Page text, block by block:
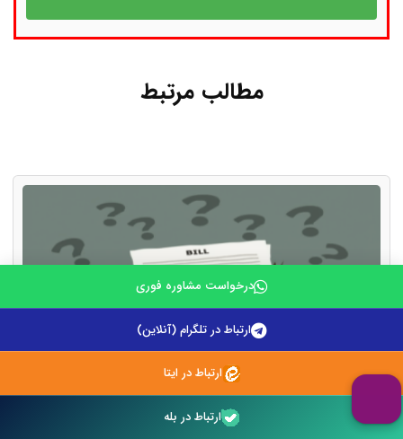
مطالب مرتبط
نحوه نوشتن لایحه تجدید نظرخواهی برای دعاوی رفع تصرف
درخواست مشاوره فوری
ارتباط در تلگرام (آنلاین)
ارتباط در ایتا
ارتباط در بله